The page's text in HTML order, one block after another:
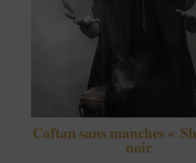
Caftan sans manches «
noir